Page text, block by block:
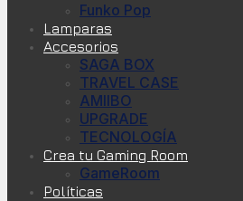
Funko Pop
Lamparas
Accesorios
SAGA BOX
TRAVEL CASE
AMIIBO
UPGRADE
TECNOLOGÍA
Crea tu Gaming Room
GameRoom
Políticas